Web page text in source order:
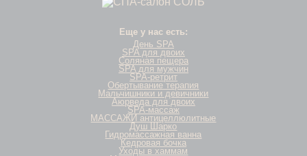
Еще у нас есть:
День SPA
SPA для двоих
Соляная пещера
SPA для мужчин
SPA-ретрит
Обертывание терапия
Мальчишники и девичники
Аюрведа для двоих
SPA-массаж
МАССАЖИ антицеллюлитные
Душ Шарко
Гидромассажная ванна
Кедровая бочка
Уходы в хаммам